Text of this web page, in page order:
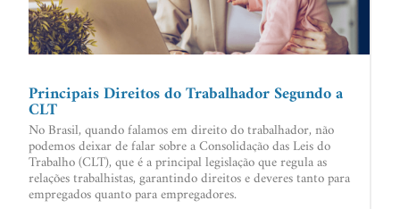
Principais Direitos do Trabalhador Segundo a
CLT
No Brasil, quando falamos em direito do trabalhador, não
podemos deixar de falar sobre a Consolidação das Leis do
Trabalho (CLT), que é a principal legislação que regula as
relações trabalhistas, garantindo direitos e deveres tanto para
empregados quanto para empregadores.